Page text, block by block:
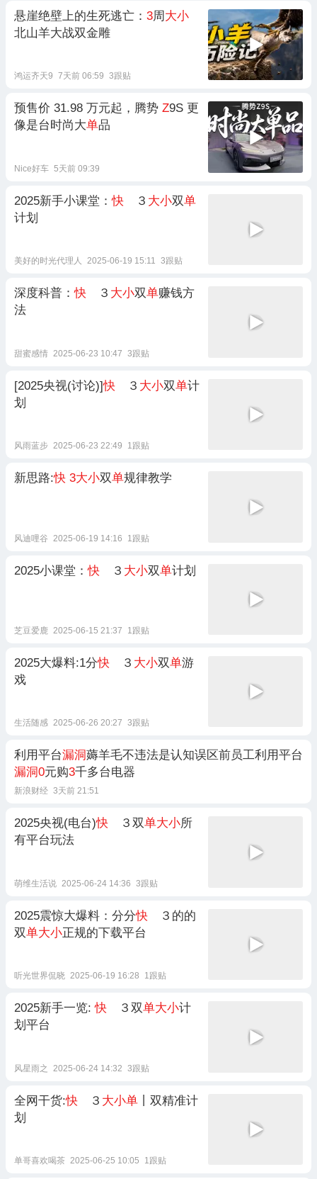
悬崖绝壁上的生死逃亡： 3周 大小
北山羊大战双金雕
鸿运齐天9 7天前 06:59 3跟贴
预售价 31.98 万元起，腾势 Z9S 更
像是台时尚大单品
Nice好车 5天前 09:39
2025新手小课堂：快 ３ 大小双单
计划
美好的时光代理人 2025-06-19 15:11 3跟贴
深度科普：快 ３ 大小双单赚钱方
法
甜蜜感情 2025-06-23 10:47 3跟贴
[2025央视(讨论)]快 ３ 大小双单计
划
风雨蓝步 2025-06-23 22:49 1跟贴
新思路:快 3大小双单规律教学
风迪哩谷 2025-06-19 14:16 1跟贴
2025小课堂：快 ３ 大小双单计划
芝豆爱鹿 2025-06-15 21:37 1跟贴
2025大爆料:1分快 ３ 大小双单游
戏
生活随感 2025-06-26 20:27 3跟贴
利用平台漏洞薅羊毛不违法是认知误区前员工利用平台
漏洞0元购3千多台电器
新浪财经 3天前 21:51
2025央视(电台)快 ３双单大小所
有平台玩法
萌维生活说 2025-06-24 14:36 3跟贴
2025震惊大爆料：分分快 ３的的
双单大小正规的下载平台
听光世界侃晓 2025-06-19 16:28 1跟贴
2025新手一览:快 ３双单大小计
划平台
风星雨之 2025-06-24 14:32 3跟贴
全网干货:快 ３ 大小单 丨双精准计
划
单哥喜欢喝茶 2025-06-25 10:05 1跟贴